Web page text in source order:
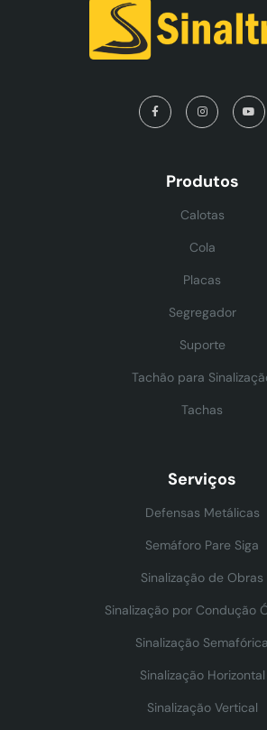
Produtos
Calotas
Cola
Placas
Segregador
Suporte
Tachão para
Tachas
Serviços
Defensas Metálicas
Semáforo Pare Siga
Sinalização de Obras
Sinalização por Condução
Sinalização Semafórica
Sinalização Horizontal
Sinalização Vertical